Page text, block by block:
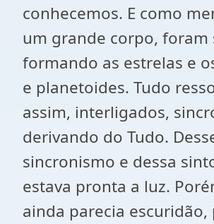
conhecemos. E como
um grande corpo, foram
formando as estrelas e
e planetoides. Tudo
assim, interligados,
derivando do Tudo.
sincronismo e dessa
estava pronta a luz.
ainda parecia escuridão,